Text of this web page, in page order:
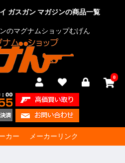
ガスガン マガジンの商品一覧
のマグナムショップむげん
0
カー メーカーリンク